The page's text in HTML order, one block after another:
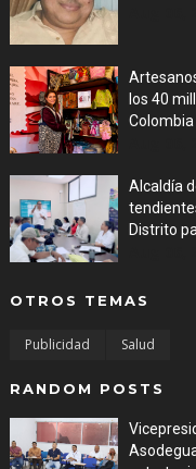
los 40
Colombia
Alcaldía
Distrito
OTROS TEMAS
Publicidad Salud
RANDOM POSTS